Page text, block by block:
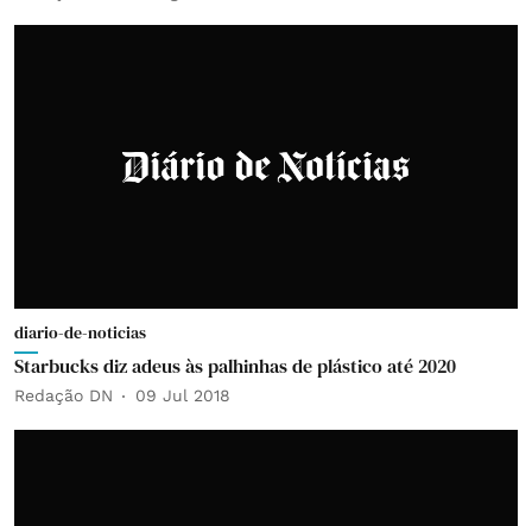
diario-de-noticias
Starbucks diz adeus às palhinhas de plástico até 2020
Redação DN 09 Jul 2018